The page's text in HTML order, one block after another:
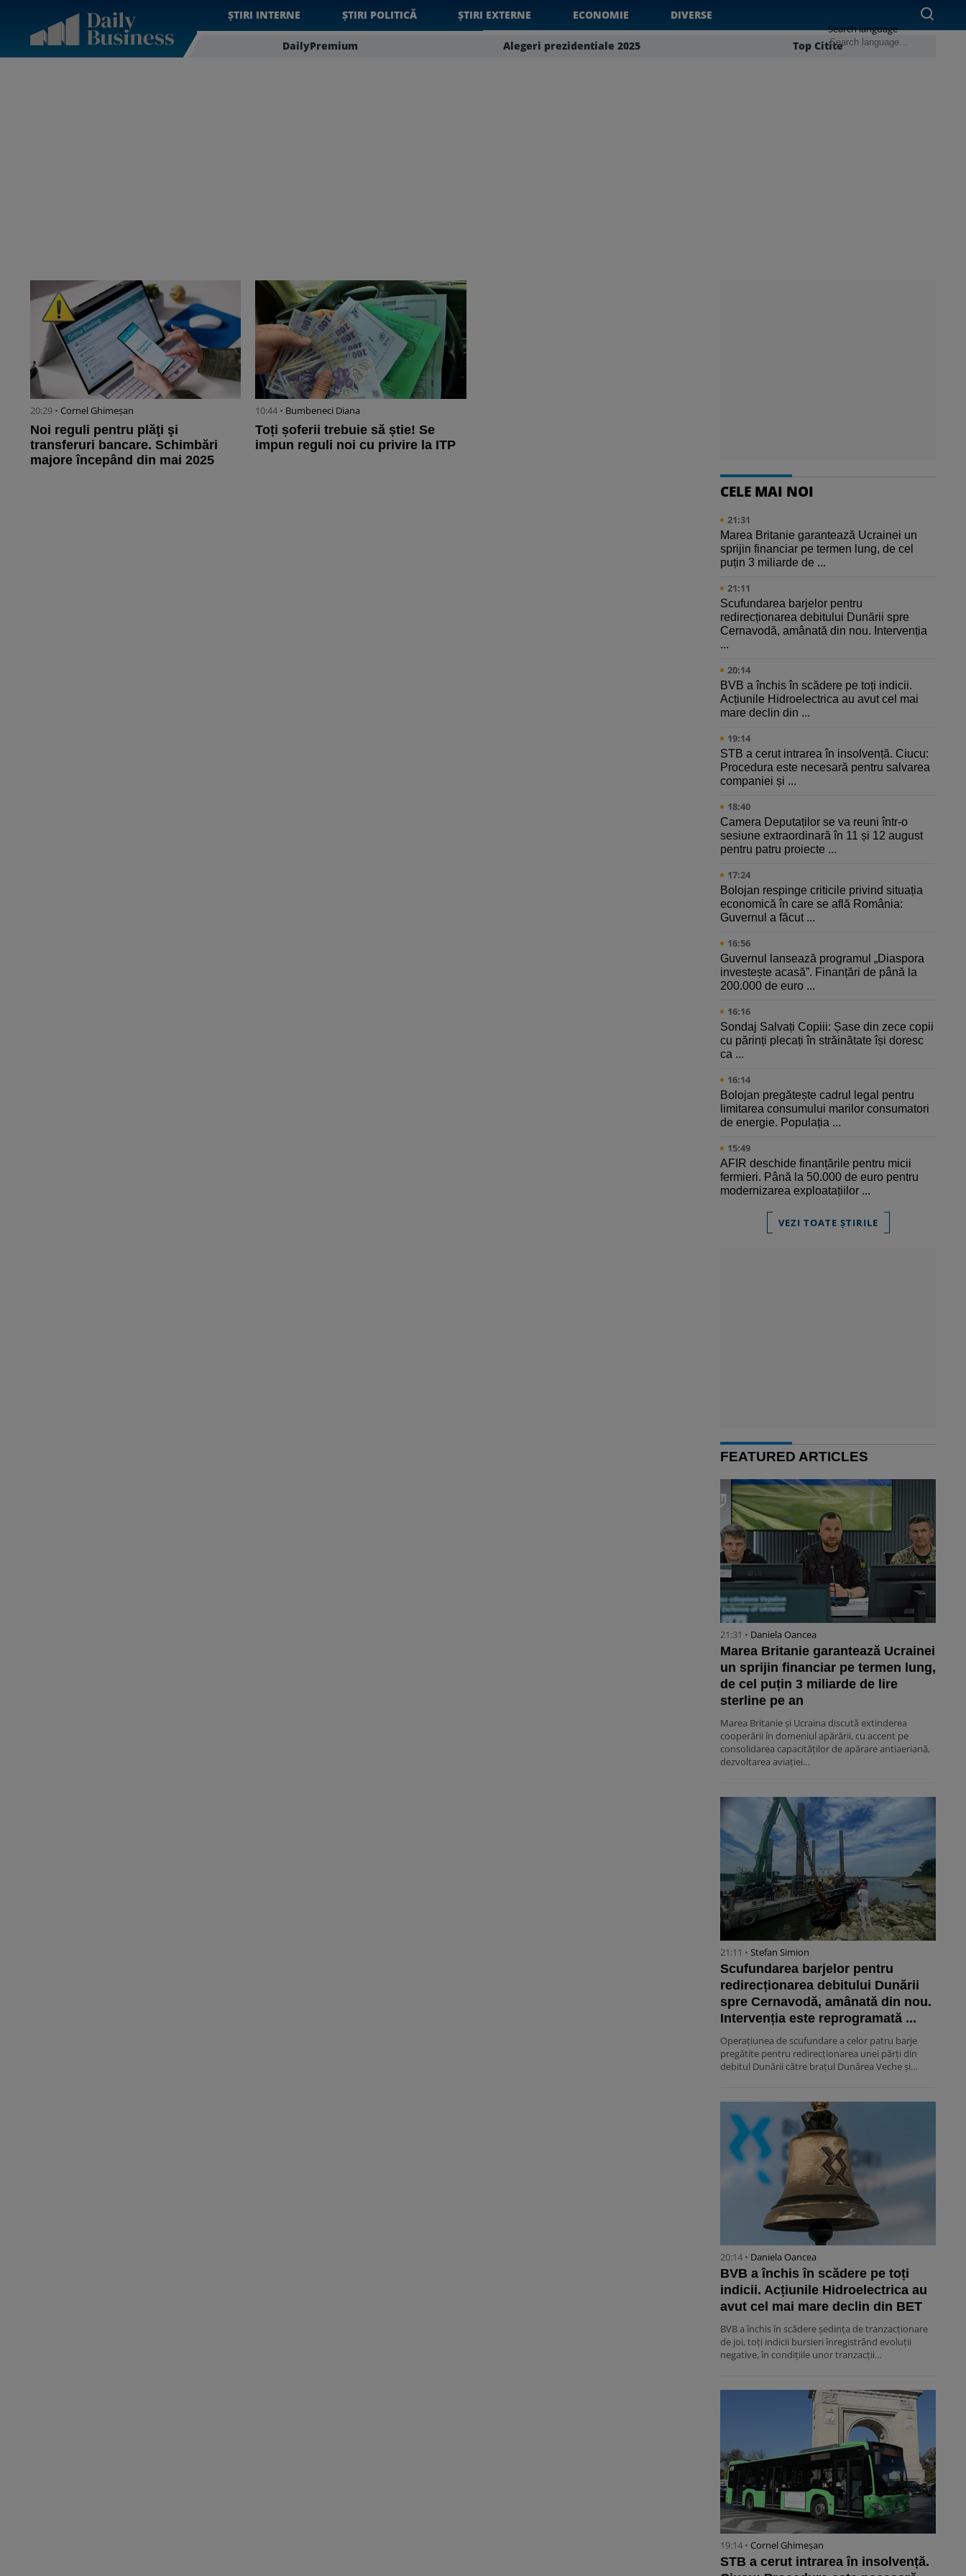
ȘTIRI INTERNE ȘTIRI POLITICĂ ȘTIRI EXTERNE ECONOMIE DIVERSE
DailyPremium Alegeri prezidentiale 2025 Top Citite
Search language
20:29 • Cornel Ghimeșan
Noi reguli pentru plăţi şi
transferuri bancare. Schimbări
majore începând din mai 2025
10:44 • Bumbeneci Diana
Toți șoferii trebuie să știe! Se
impun reguli noi cu privire la ITP
CELE MAI NOI
21:31
Marea Britanie garantează Ucrainei un
sprijin financiar pe termen lung, de cel
puțin 3 miliarde de ...
21:11
Scufundarea barjelor pentru
redirecționarea debitului Dunării spre
Cernavodă, amânată din nou. Intervenția
...
20:14
BVB a închis în scădere pe toți indicii.
Acțiunile Hidroelectrica au avut cel mai
mare declin din ...
19:14
STB a cerut intrarea în insolvență. Ciucu:
Procedura este necesară pentru salvarea
companiei și ...
18:40
Camera Deputaților se va reuni într-o
sesiune extraordinară în 11 și 12 august
pentru patru proiecte ...
17:24
Bolojan respinge criticile privind situația
economică în care se află România:
Guvernul a făcut ...
16:56
Guvernul lansează programul „Diaspora
investește acasă”. Finanțări de până la
200.000 de euro ...
16:16
Sondaj Salvați Copiii: Șase din zece copii
cu părinți plecați în străinătate își doresc
ca ...
16:14
Bolojan pregătește cadrul legal pentru
limitarea consumului marilor consumatori
de energie. Populația ...
15:49
AFIR deschide finanțările pentru micii
fermieri. Până la 50.000 de euro pentru
modernizarea exploatațiilor ...
VEZI TOATE ȘTIRILE
FEATURED ARTICLES
21:31 • Daniela Oancea
Marea Britanie garantează Ucrainei
un sprijin financiar pe termen lung,
de cel puțin 3 miliarde de lire
sterline pe an
Marea Britanie și Ucraina discută extinderea
cooperării în domeniul apărării, cu accent pe
consolidarea capacităților de apărare antiaeriană,
dezvoltarea aviației…
21:11 • Stefan Simion
Scufundarea barjelor pentru
redirecționarea debitului Dunării
spre Cernavodă, amânată din nou.
Intervenția este reprogramată ...
Operațiunea de scufundare a celor patru barje
pregătite pentru redirecționarea unei părți din
debitul Dunării către brațul Dunărea Veche și…
20:14 • Daniela Oancea
BVB a închis în scădere pe toți
indicii. Acțiunile Hidroelectrica au
avut cel mai mare declin din BET
BVB a închis în scădere ședința de tranzacționare
de joi, toți indicii bursieri înregistrând evoluții
negative, în condițiile unor tranzacții…
19:14 • Cornel Ghimeșan
STB a cerut intrarea în insolvență.